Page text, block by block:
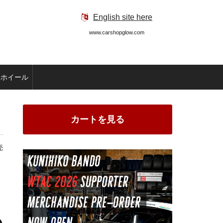
English site here
www.carshopglow.com
ホイール
カートを見る